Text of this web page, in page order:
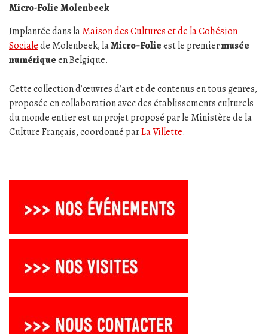
Micro-Folie Molenbeek
Implantée dans laMaison des Cultures et de la Cohésion
Socialede Molenbeek, laMicro‑Folieest le premiermusée
numériqueen Belgique.
Cette collection d’œuvres d’art et de contenus en tous genres,
proposée en collaboration avec des établissements culturels
du monde entier est un projet proposé par le Ministère de la
Culture Français, coordonné parLa Villette.